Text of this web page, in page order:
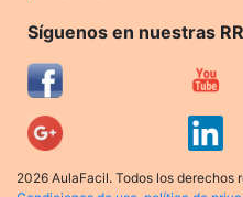
Síguenos en nuestras
2026 AulaFacil. Todos los derechos